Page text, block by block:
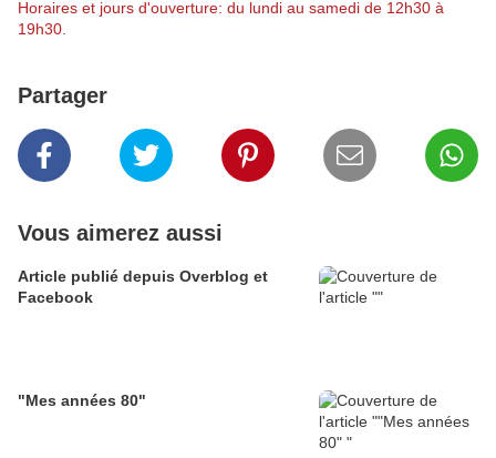
Horaires et jours d'ouverture: du lundi au samedi de 12h30 à
19h30.
Partager
Vous aimerez aussi
Article publié depuis Overblog et
Facebook
"Mes années 80"